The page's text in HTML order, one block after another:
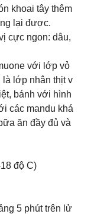
khoai tây thêm
lại được.
cực ngon: dâu,
với lớp vỏ
là lớp nhân thịt v
bánh với hình
các mandu khá
ăn đầy đủ và
độ C)
5 phút trên lử